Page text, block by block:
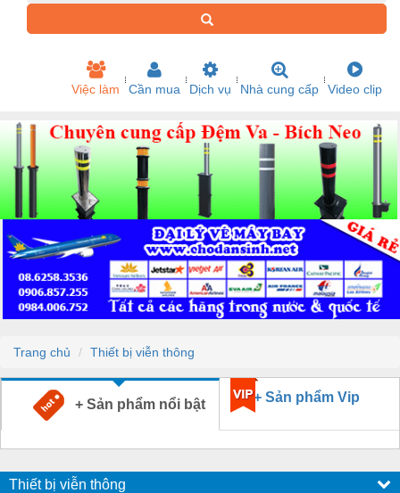
Việc làm Cần mua Dịch vụ Nhà cung cấp Video clip
Trang chủ Thiết bị viễn thông
+ Sản phẩm nổi bật + Sản phẩm Vip
Thiết bị viễn thông